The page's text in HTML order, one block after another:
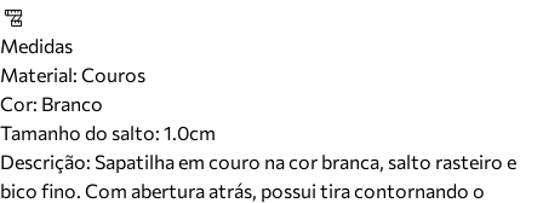
Medidas
Material: Couros
Cor: Branco
Tamanho do salto: 1.0cm
Descrição: Sapatilha em couro na cor branca, salto rasteiro e
bico fino. Com abertura atrás, possui tira contornando o